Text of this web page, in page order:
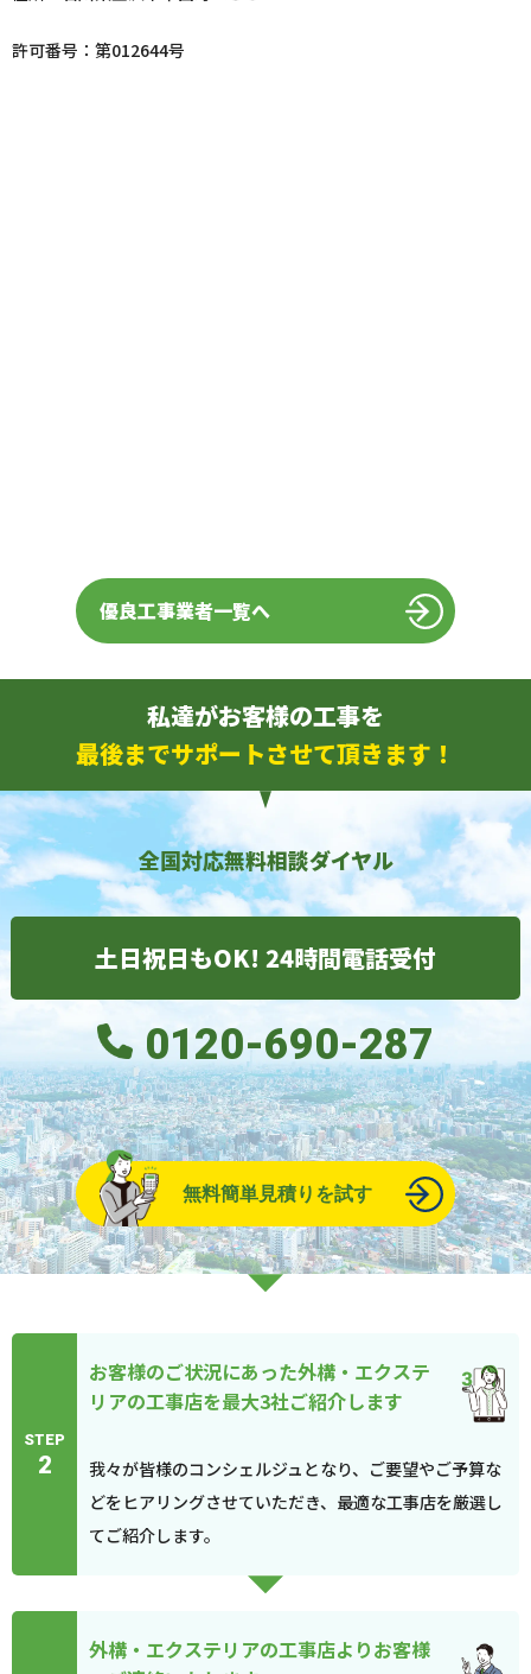
許可番号：第012644号
優良工事業者一覧へ
私達がお客様の工事を
最後までサポートさせて頂きます！
全国対応無料相談ダイヤル
土日祝日もOK! 24時間電話受付
0120-690-287
無料簡単見積りを試す
STEP
2
お客様のご状況にあった外構・エクステ
リアの工事店を最大3社ご紹介します
我々が皆様のコンシェルジュとなり、ご要望やご予算な
どをヒアリングさせていただき、最適な工事店を厳選し
てご紹介します。
外構・エクステリアの工事店よりお客様